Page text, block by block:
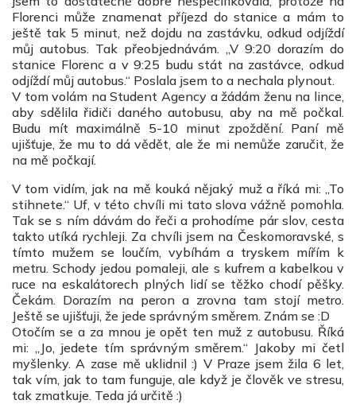
Florenci může znamenat příjezd do stanice a mám to
ještě tak 5 minut, než dojdu na zastávku, odkud odjíždí
můj autobus. Tak přeobjednávám. „V 9:20 dorazím do
stanice Florenc a v 9:25 budu stát na zastávce, odkud
odjíždí můj autobus.“ Poslala jsem to a nechala plynout.
V tom volám na Student Agency a žádám ženu na lince,
aby sdělila řidiči daného autobusu, aby na mě počkal.
Budu mít maximálně 5-10 minut zpoždění. Paní mě
ujišťuje, že mu to dá vědět, ale že mi nemůže zaručit, že
na mě počkají.
V tom vidím, jak na mě kouká nějaký muž a říká mi: „To
stihnete.“ Uf, v této chvíli mi tato slova vážně pomohla.
Tak se s ním dávám do řeči a prohodíme pár slov, cesta
takto utíká rychleji. Za chvíli jsem na Českomoravské, s
tímto mužem se loučím, vybíhám a tryskem mířím k
metru. Schody jedou pomaleji, ale s kufrem a kabelkou v
ruce na eskalátorech plných lidí se těžko chodí pěšky.
Čekám. Dorazím na peron a zrovna tam stojí metro.
Ještě se ujišťuji, že jede správným směrem. Znám se :D
Otočím se a za mnou je opět ten muž z autobusu. Říká
mi: „Jo, jedete tím správným směrem.“ Jakoby mi četl
myšlenky. A zase mě uklidnil :) V Praze jsem žila 6 let,
tak vím, jak to tam funguje, ale když je člověk ve stresu,
tak zmatkuje. Teda já určitě :)